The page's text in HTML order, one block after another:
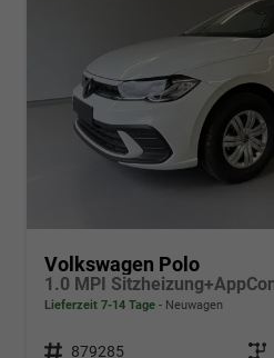
Volkswagen Polo
Lieferzeit 7-14 Tage Neuwagen
Fahrzeugnr. 879285 Getriebe